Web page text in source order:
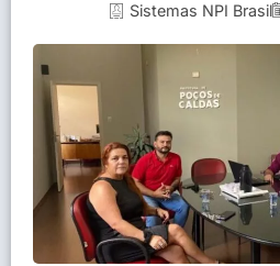
Sistemas NPI Brasil